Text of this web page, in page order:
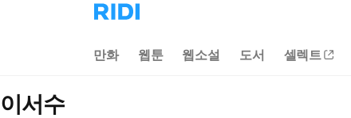
리
디
으
로
만화 웹툰 웹소설 도서 셀렉트
이서수